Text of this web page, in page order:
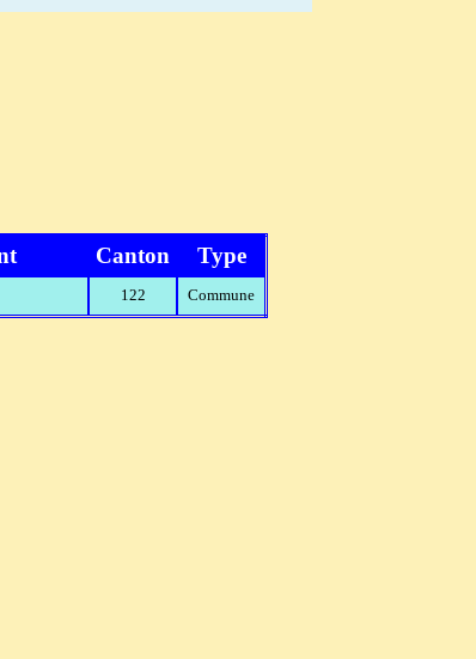
Canton Type
122 Commune